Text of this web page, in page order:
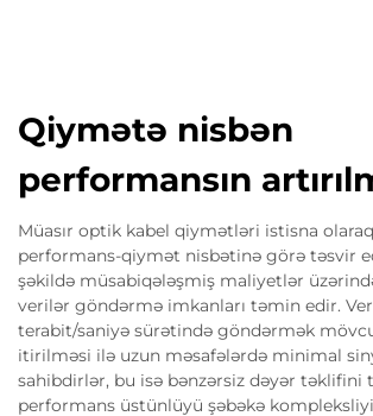
Qiymətə nisbən
performansın
Müasır optik kabel qiymətləri istisna
performans-qiymət nisbətinə görə təsvir
şəkildə müsabiqələşmiş maliyetlər
verilər göndərmə imkanları təmin edir.
terabit/saniyə sürətində göndərmək
itirilməsi ilə uzun məsafələrdə minimal
sahibdirlər, bu isə bənzərsiz dəyər təklifini
performans üstünlüyü şəbəkə